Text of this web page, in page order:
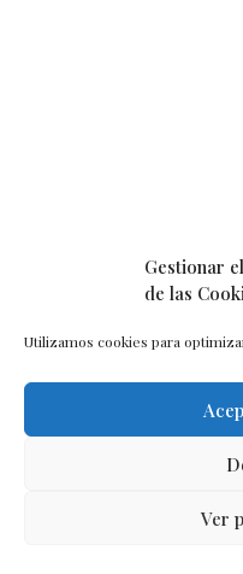
Gestionar
de las
Utilizamos cookies para
Ver